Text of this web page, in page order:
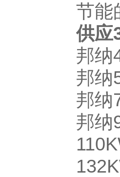
节能
供应
邦纳
邦纳
邦纳
邦纳